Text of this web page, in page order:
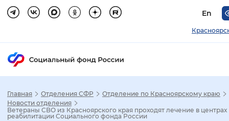
En
Главная Отделения СФР
Отделение по Красноярскому краю
Новости отделения
Ветераны СВО из Красноярского края проходят лечение в центрах
реабилитации Социального фонда России